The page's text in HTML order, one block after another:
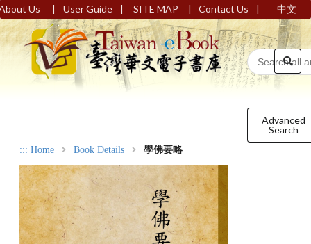
Us | User Guide | SITE MAP | Contact Us | 中文
Advanced
Search
::: Home Book Details 學佛要略